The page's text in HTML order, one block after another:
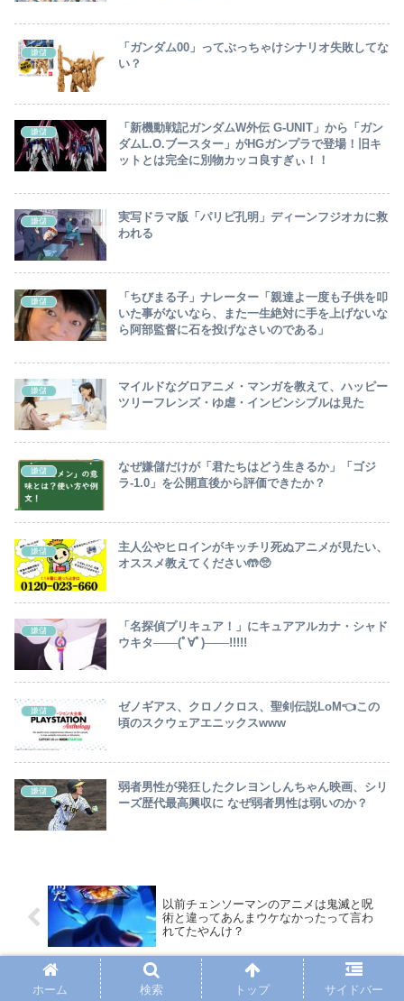
嫌儲
「ガンダム00」ってぶっちゃけシナリオ失敗してな
い？
嫌儲
「新機動戦記ガンダムW外伝 G-UNIT」から「ガン
ダムL.O.ブースター」がHGガンプラで登場！旧キ
ットとは完全に別物カッコ良すぎぃ！！
嫌儲
実写ドラマ版「パリピ孔明」ディーンフジオカに救
われる
嫌儲
「ちびまる子」ナレーター「親達よ一度も子供を叩
いた事がないなら、また一生絶対に手を上げないな
ら阿部監督に石を投げなさいのである」
嫌儲
マイルドなグロアニメ・マンガを教えて、ハッピー
ツリーフレンズ・ゆ虐・インビンシブルは見た
嫌儲
なぜ嫌儲だけが「君たちはどう生きるか」「ゴジ
ラ-1.0」を公開直後から評価できたか？
嫌儲
主人公やヒロインがキッチリ死ぬアニメが見たい、
オススメ教えてください🤲🥺
嫌儲
「名探偵プリキュア！」にキュアアルカナ・シャド
ウキタ───(ﾟ∀ﾟ)───!!!!!
嫌儲
ゼノギアス、クロノクロス、聖剣伝説LoM👈この
頃のスクウェアエニックスwww
嫌儲
弱者男性が発狂したクレヨンしんちゃん映画、シリ
ーズ歴代最高興収に なぜ弱者男性は弱いのか？
以前チェンソーマンのアニメは鬼滅と呪
術と違ってあんまウケなかったって言わ
れてたやんけ？
倉田真由美氏「射56するのはクマがかわ
いそう」という意見に疑問 「生かしてど
ホーム 検索 トップ サイドバー